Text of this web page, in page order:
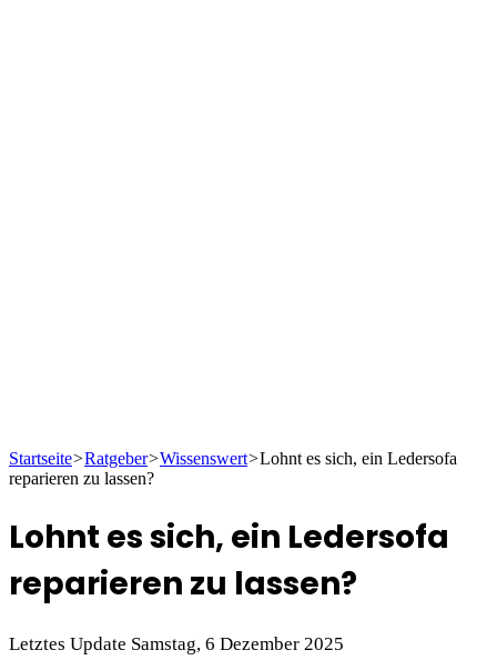
Startseite>Ratgeber>Wissenswert>Lohnt es sich, ein Ledersofa
reparieren zu lassen?
Lohnt es sich, ein Ledersofa
reparieren zu lassen?
Letztes Update Samstag, 6 Dezember 2025